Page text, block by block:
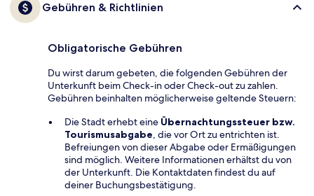
Gebühren & Richtlinien
Obligatorische Gebühren
Du wirst darum gebeten, die folgenden Gebühren der
Unterkunft beim Check-in oder Check-out zu zahlen.
Gebühren beinhalten möglicherweise geltende Steuern:
Die Stadt erhebt eine Übernachtungssteuer bzw.
Tourismusabgabe, die vor Ort zu entrichten ist.
Befreiungen von dieser Abgabe oder Ermäßigungen
sind möglich. Weitere Informationen erhältst du von
der Unterkunft. Die Kontaktdaten findest du auf
deiner Buchungsbestätigung.